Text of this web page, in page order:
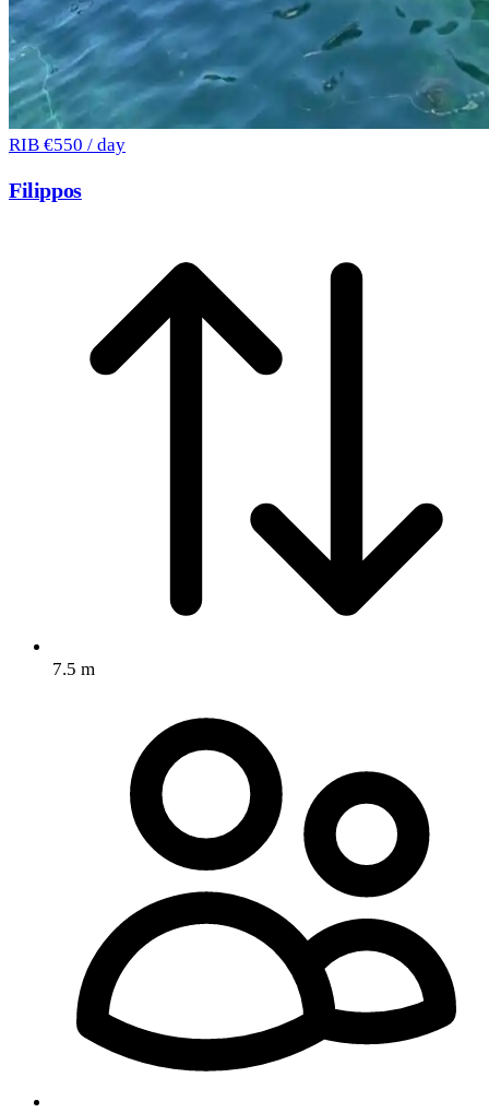
RIB €550 / day
Filippos
7.5 m